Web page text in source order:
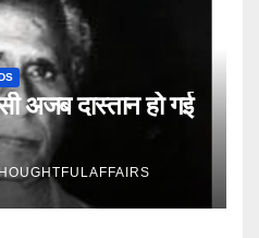
अजब दास्तान हो गई